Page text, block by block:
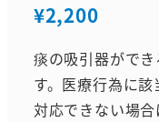
¥2,200
痰の吸引器がで
す。医療行為に
対応できない場